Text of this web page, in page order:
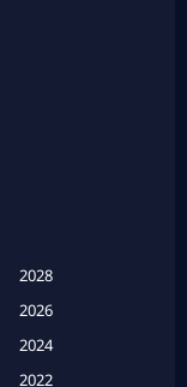
2028
2026
2024
2022